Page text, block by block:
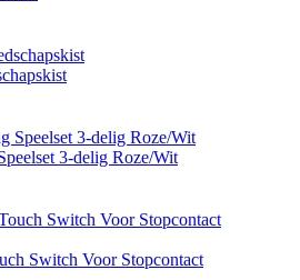
3-delig Roze/Wit
Switch Voor Stopcontact